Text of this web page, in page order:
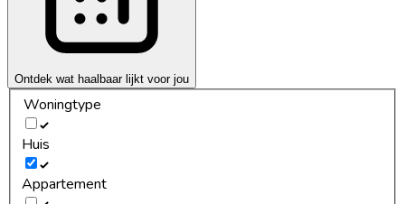
Ontdek wat haalbaar lijkt voor jou
Woningtype
Huis
Appartement